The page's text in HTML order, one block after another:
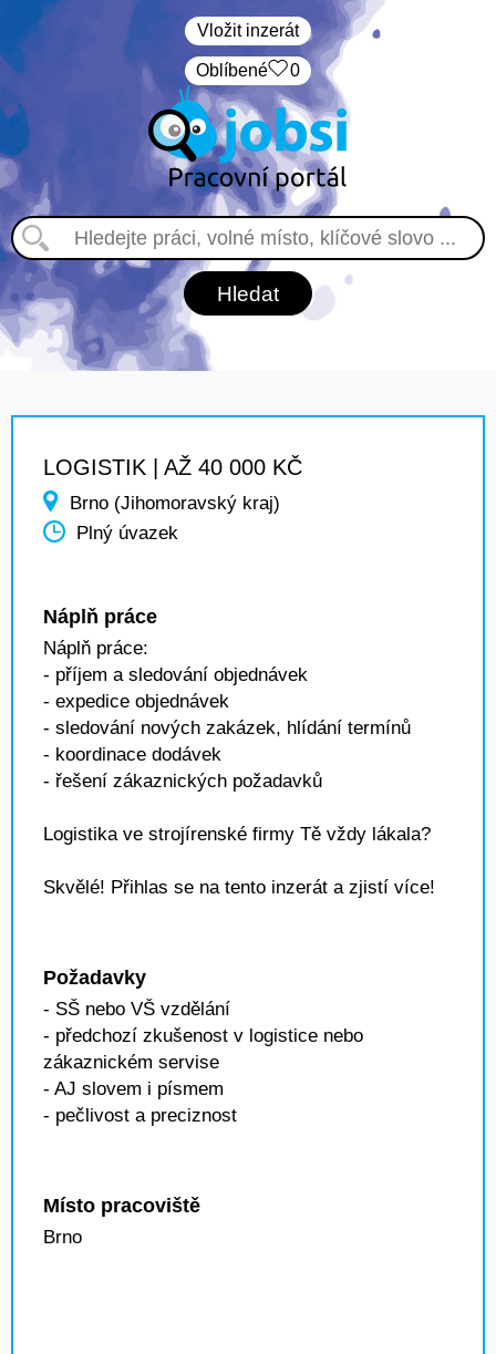
Vložit inzerát
Oblíbené 0
LOGISTIK | AŽ 40 000 KČ
Brno (Jihomoravský kraj)
Plný úvazek
Náplň práce
Náplň práce:
- příjem a sledování objednávek
- expedice objednávek
- sledování nových zakázek, hlídání termínů
- koordinace dodávek
- řešení zákaznických požadavků
Logistika ve strojírenské firmy Tě vždy lákala?
Skvělé! Přihlas se na tento inzerát a zjistí více!
Požadavky
- SŠ nebo VŠ vzdělání
- předchozí zkušenost v logistice nebo
zákaznickém servise
- AJ slovem i písmem
- pečlivost a preciznost
Místo pracoviště
Brno